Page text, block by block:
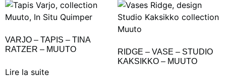
VARJO – TAPIS – TINA
RATZER – MUUTO
Lire la suite
RIDGE – VASE – STUDIO
KAKSIKKO – MUUTO